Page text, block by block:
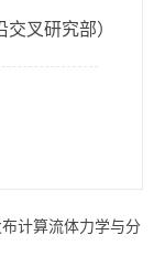
交叉研究部）
计算流体力学与分